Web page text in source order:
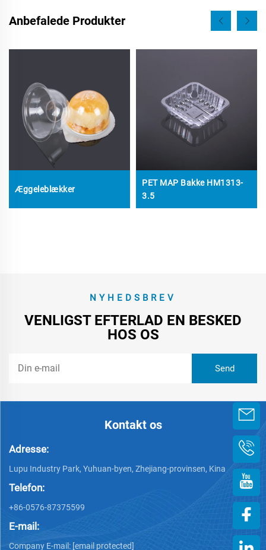
Anbefalede Produkter
Æggeleblækker
PET MAP Bakke HM1313-
3.5
NYHEDSBREV
VENLIGST EFTERLAD EN BESKED
HOS OS
Kontakt os
Adresse:
Lupu Industry Park, Yuhuan-byen, Zhejiang-provinsen, Kina
Telefon:
+86-0576-87375599
E-mail:
Company E-mail: [email protected]